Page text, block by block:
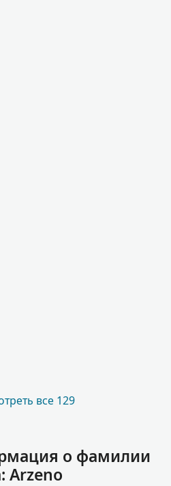
все 129
о фамилии
Arzeno